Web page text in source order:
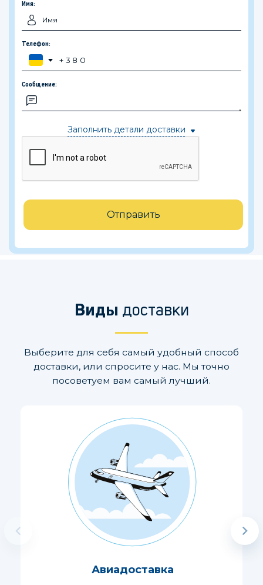
Имя:
Телефон:
Сообщение:
Заполнить детали доставки
Отправить
Виды доставки
Выберите для себя самый удобный способ
доставки, или спросите у нас. Мы точно
посоветуем вам самый лучший.
Авиадоставка